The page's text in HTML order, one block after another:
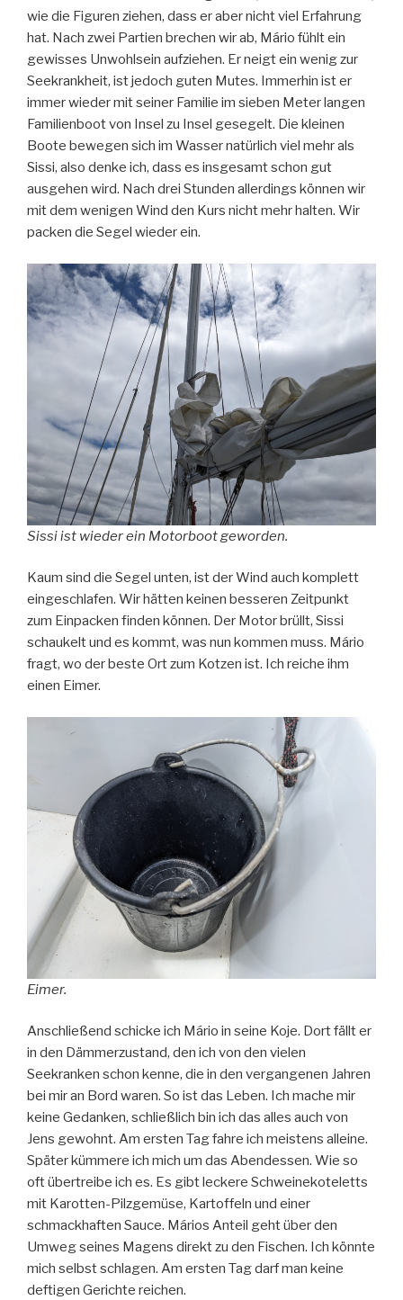
wie die Figuren ziehen, dass er aber nicht viel Erfahrung
hat. Nach zwei Partien brechen wir ab, Mário fühlt ein
gewisses Unwohlsein aufziehen. Er neigt ein wenig zur
Seekrankheit, ist jedoch guten Mutes. Immerhin ist er
immer wieder mit seiner Familie im sieben Meter langen
Familienboot von Insel zu Insel gesegelt. Die kleinen
Boote bewegen sich im Wasser natürlich viel mehr als
Sissi, also denke ich, dass es insgesamt schon gut
ausgehen wird. Nach drei Stunden allerdings können wir
mit dem wenigen Wind den Kurs nicht mehr halten. Wir
packen die Segel wieder ein.
Sissi ist wieder ein Motorboot geworden.
Kaum sind die Segel unten, ist der Wind auch komplett
eingeschlafen. Wir hätten keinen besseren Zeitpunkt
zum Einpacken finden können. Der Motor brüllt, Sissi
schaukelt und es kommt, was nun kommen muss. Mário
fragt, wo der beste Ort zum Kotzen ist. Ich reiche ihm
einen Eimer.
Eimer.
Anschließend schicke ich Mário in seine Koje. Dort fällt er
in den Dämmerzustand, den ich von den vielen
Seekranken schon kenne, die in den vergangenen Jahren
bei mir an Bord waren. So ist das Leben. Ich mache mir
keine Gedanken, schließlich bin ich das alles auch von
Jens gewohnt. Am ersten Tag fahre ich meistens alleine.
Später kümmere ich mich um das Abendessen. Wie so
oft übertreibe ich es. Es gibt leckere Schweinekoteletts
mit Karotten-Pilzgemüse, Kartoffeln und einer
schmackhaften Sauce. Mários Anteil geht über den
Umweg seines Magens direkt zu den Fischen. Ich könnte
mich selbst schlagen. Am ersten Tag darf man keine
deftigen Gerichte reichen.